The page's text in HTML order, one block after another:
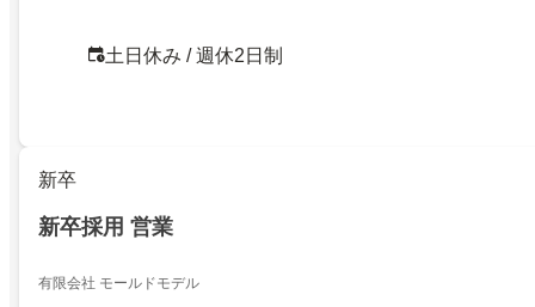
土日休み / 週休2日制
新卒
新卒採用 営業
有限会社 モールドモデル